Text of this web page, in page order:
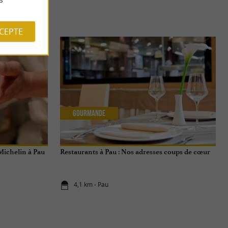
à Pau Restaurants à Pau : Nos adresses coups de cœur
4,1 km - Pau
Gourmande